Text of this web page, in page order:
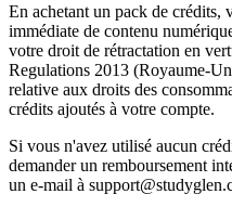
En achetant un pack de crédits,
immédiate de contenu
votre droit de rétractation en
Regulations 2013 (Royaume-
relative aux droits des
crédits ajoutés à votre compte.
Si vous n'avez utilisé aucun
demander un remboursement
un e-mail à